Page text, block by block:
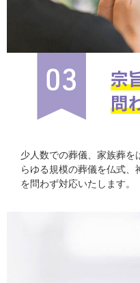
少人数での葬儀、家族葬を
らゆる規模の葬儀を仏式、
を問わず対応いたします。